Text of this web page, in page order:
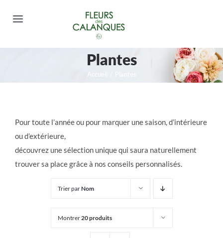
Toggle
FLEURS DEUIL
PLANTES
Plantes
Accueil
Pour toute l’année ou pour marquer une saison, d’intérieure
ou d’extérieure,
découvrez une sélection unique qui saura naturellement
trouver sa place grâce à nos conseils personnalisés.
Trier parNom
Montrer 20 produits